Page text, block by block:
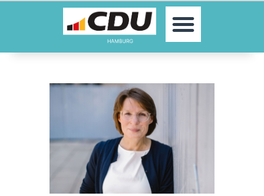
MOIN!
AKTUELLES
PARLAMENTE
MITGLIED WERDEN!